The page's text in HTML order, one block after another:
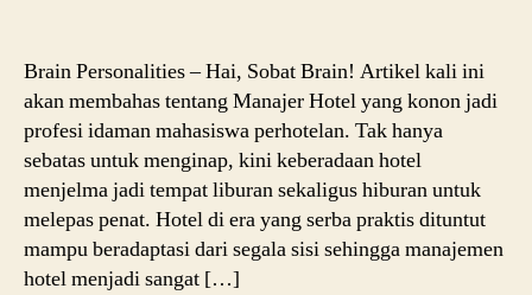
Brain Personalities – Hai, Sobat Brain! Artikel kali ini
akan membahas tentang Manajer Hotel yang konon jadi
profesi idaman mahasiswa perhotelan. Tak hanya
sebatas untuk menginap, kini keberadaan hotel
menjelma jadi tempat liburan sekaligus hiburan untuk
melepas penat. Hotel di era yang serba praktis dituntut
mampu beradaptasi dari segala sisi sehingga manajemen
hotel menjadi sangat […]